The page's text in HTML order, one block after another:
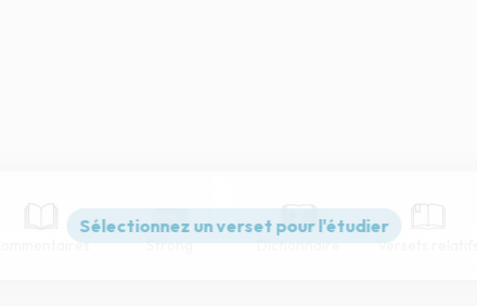
Commentaires Strong Dictionnaire Versets relatifs